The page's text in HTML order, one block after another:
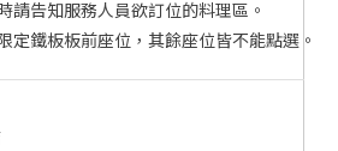
請告知服務人員欲訂位的料理區。
定鐵板板前座位，其餘座位皆不能點選。